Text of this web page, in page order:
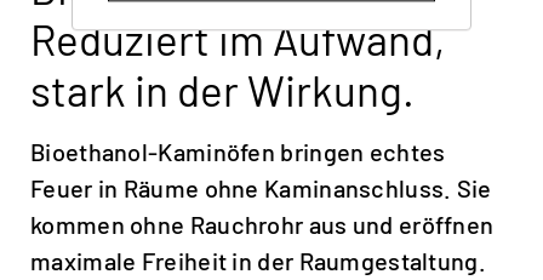
Schweiz | Deutsch
Suisse | français
Switzerland | english
Deutschland | Deutsch
Österreich | Deutsch
Reduziert im Aufwand,
stark in der Wirkung.
Bioethanol-Kaminöfen bringen echtes
Feuer in Räume ohne Kaminanschluss. Sie
kommen ohne Rauchrohr aus und eröffnen
maximale Freiheit in der Raumgestaltung.